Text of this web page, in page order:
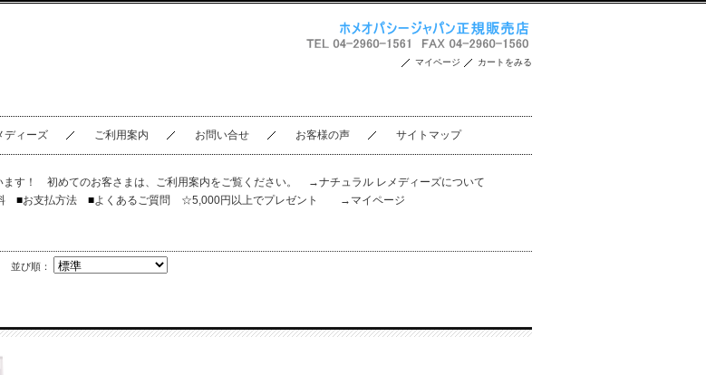
マイページ カートをみる
ディーズ ご利用案内 お問い合せ お客様の声 サイトマップ
ます！ 初めてのお客さまは、 ご利用案内をご覧ください。
→ナチュラル レメディーズについて
■お支払方法 ■よくあるご質問 ☆5,000円以上でプレゼント →マイページ
並び順：